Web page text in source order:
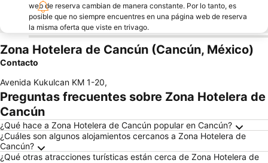
web de reserva cambian de manera constante. Por lo tanto, es
posible que no siempre encuentres en una página web de reserva
la misma oferta que viste en trivago.
Zona Hotelera de Cancún (Cancún, México)
Contacto
Avenida Kukulcan KM 1-20,
Preguntas frecuentes sobre Zona Hotelera de
Cancún
¿Qué hace a Zona Hotelera de Cancún popular en Cancún?
¿Cuáles son algunos alojamientos cercanos a Zona Hotelera de
Cancún?
¿Qué otras atracciones turísticas están cerca de Zona Hotelera de